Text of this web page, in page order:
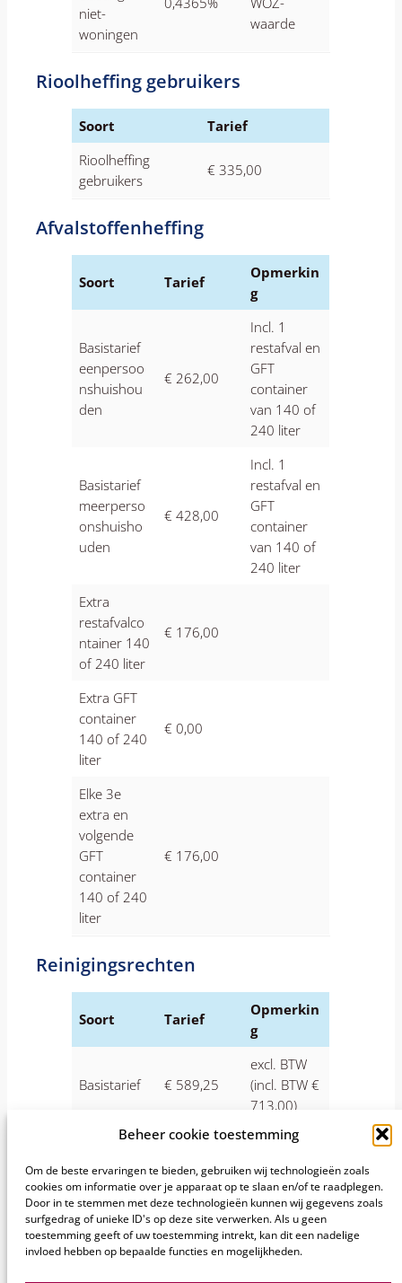
Beheer cookie toestemming
Om de beste ervaringen te bieden, gebruiken wij technologieën zoals
cookies om informatie over je apparaat op te slaan en/of te raadplegen.
Door in te stemmen met deze technologieën kunnen wij gegevens zoals
surfgedrag of unieke ID's op deze site verwerken. Als u geen
toestemming geeft of uw toestemming intrekt, kan dit een nadelige
invloed hebben op bepaalde functies en mogelijkheden.
niet-
woningen
waarde
Rioolheffing gebruikers
Soort
Tarief
Rioolheffing
gebruikers
€ 335,00
Afvalstoffenheffing
Soort Tarief
Opmerkin
g
Basistarief
eenpersoo
nshuishou
den
€ 262,00
Incl. 1
restafval en
GFT
container
van 140 of
240 liter
Basistarief
meerperso
onshuisho
uden
€ 428,00
Incl. 1
restafval en
GFT
container
van 140 of
240 liter
Extra
restafvalco
ntainer 140
of 240 liter
€ 176,00
Extra GFT
container
140 of 240
liter
€ 0,00
Elke 3e
extra en
volgende
GFT
container
140 of 240
liter
€ 176,00
Reinigingsrechten
Soort Tarief
Opmerkin
g
Basistarief € 589,25
excl. BTW
(incl. BTW €
713,00)
reinigingsre
cht
€ 217,35
excl. BTW
(incl. BTW €
263,00)